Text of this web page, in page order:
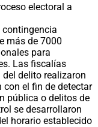
electoral a
más de 7000
para
Las fiscalías
delito realizaron
el fin de detectar
pública o delitos de
se desarrollaron
horario establecido